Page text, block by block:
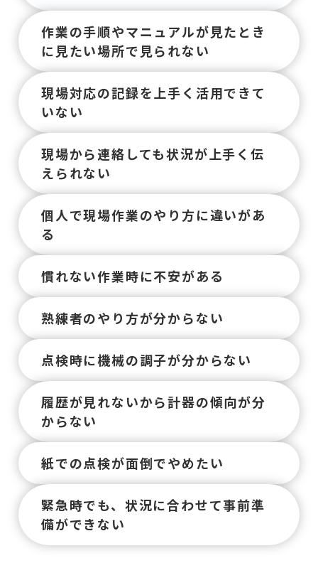
作業の手順やマニュアルが見たとき
に見たい場所で見られない
現場対応の記録を上手く活用できて
いない
現場から連絡しても状況が上手く伝
えられない
個人で現場作業のやり方に違いがあ
る
慣れない作業時に不安がある
熟練者のやり方が分からない
点検時に機械の調子が分からない
履歴が見れないから計器の傾向が分
からない
紙での点検が面倒でやめたい
緊急時でも、状況に合わせて事前準
備ができない